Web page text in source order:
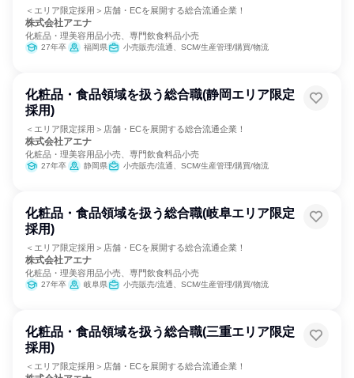
＜エリア限定採用＞店舗・ECを展開する総合流通企業！
株式会社アエナ
化粧品・理美容用品小売、専門飲食料品小売
27年卒 福岡県 小売販売/流通、SCM/生産管理/購買/物流
化粧品・食品領域を扱う総合職(静岡エリア限定
採用)
＜エリア限定採用＞店舗・ECを展開する総合流通企業！
株式会社アエナ
化粧品・理美容用品小売、専門飲食料品小売
27年卒 静岡県 小売販売/流通、SCM/生産管理/購買/物流
化粧品・食品領域を扱う総合職(岐阜エリア限定
採用)
＜エリア限定採用＞店舗・ECを展開する総合流通企業！
株式会社アエナ
化粧品・理美容用品小売、専門飲食料品小売
27年卒 岐阜県 小売販売/流通、SCM/生産管理/購買/物流
化粧品・食品領域を扱う総合職(三重エリア限定
採用)
＜エリア限定採用＞店舗・ECを展開する総合流通企業！